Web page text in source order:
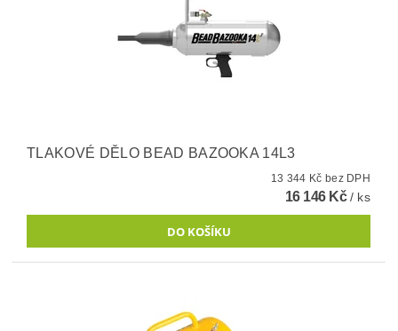
TLAKOVÉ DĚLO BEAD BAZOOKA 14L3
13 344 Kč bez DPH
16 146 Kč/ ks